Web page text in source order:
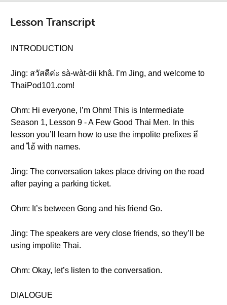
Lesson Transcript
INTRODUCTION
Jing: สวัสดีค่ะ sà-wàt-dii khâ. I’m Jing, and welcome to
ThaiPod101.com!
Ohm: Hi everyone, I’m Ohm! This is Intermediate
Season 1, Lesson 9 - A Few Good Thai Men. In this
lesson you’ll learn how to use the impolite prefixes อี
and ไอ้ with names.
Jing: The conversation takes place driving on the road
after paying a parking ticket.
Ohm: It’s between Gong and his friend Go.
Jing: The speakers are very close friends, so they’ll be
using impolite Thai.
Ohm: Okay, let’s listen to the conversation.
DIALOGUE